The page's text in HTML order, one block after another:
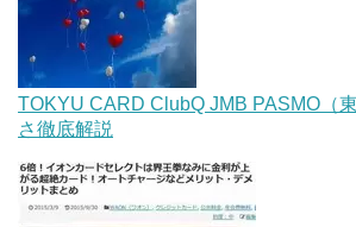
TOKYU CARD ClubQ JMB PASMO（
さ徹底解説